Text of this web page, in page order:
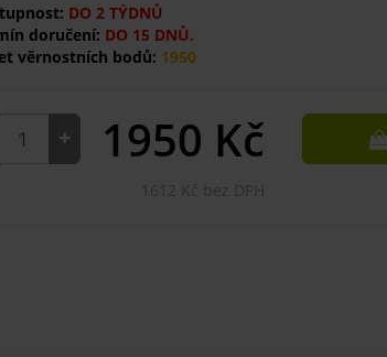
DO 2 TÝDNŮ
doručení: DO 15 DNŮ.
věrnostních bodů: 1950
+ 1950 Kč